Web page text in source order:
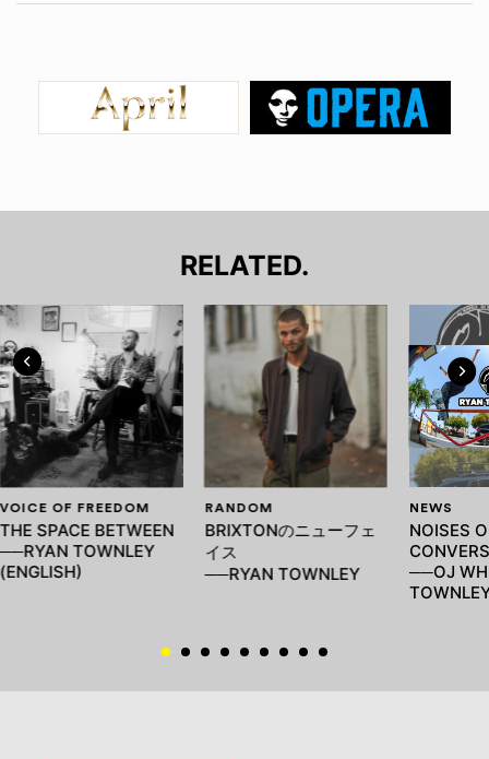
RELATED.
VOICE OF FREEDOM
THE SPACE BETWEEN
──RYAN TOWNLEY
(ENGLISH)
RANDOM
BRIXTONのニューフェ
イス
──RYAN TOWNLEY
NEWS
NOISES
──OJ